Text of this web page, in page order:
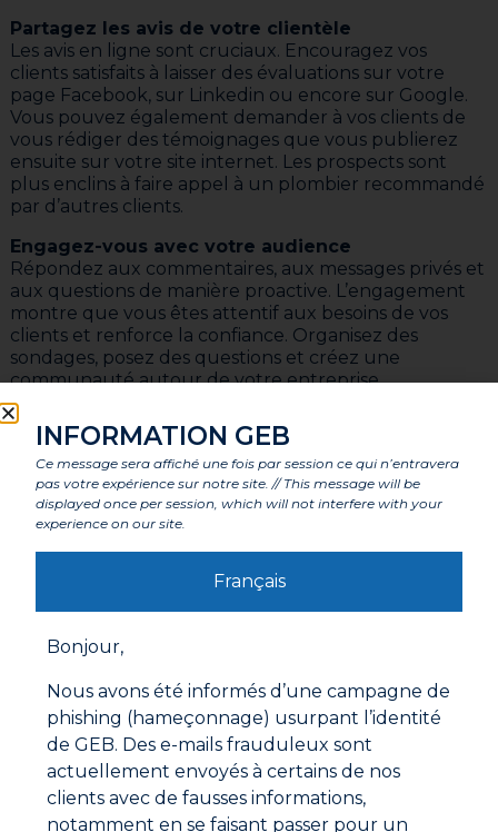
Partagez les avis de votre clientèle
Les avis en ligne sont cruciaux. Encouragez vos
clients satisfaits à laisser des évaluations sur votre
page Facebook, sur Linkedin ou encore sur Google.
Vous pouvez également demander à vos clients de
vous rédiger des témoignages que vous publierez
ensuite sur votre site internet. Les prospects sont
plus enclins à faire appel à un plombier recommandé
par d’autres clients.
Engagez-vous avec votre audience
Répondez aux commentaires, aux messages privés et
aux questions de manière proactive. L’engagement
montre que vous êtes attentif aux besoins de vos
clients et renforce la confiance. Organisez des
sondages, posez des questions et créez une
communauté autour de votre entreprise.
Utilisez la publicité ciblée sur les réseaux sociaux
Les réseaux sociaux offrent des options publicitaires
puissantes. Utilisez la publicité ciblée pour atteindre
des clients potentiels dans votre région. Vous pouvez
définir des critères tels que la localisation, l’âge et les
intérêts pour maximiser l’efficacité de vos annonces.
Les réseaux sociaux sont un outil puissant pour
développer votre entreprise de plomberie. En
Facebook, Instagram et LinkedIn, en partageant du
audience, vous pouvez augmenter votre visibilité en
ligne, attirer de nouveaux clients et renforcer la
crédibilité de votre entreprise. N’oubliez pas que la
clé du succès réside dans la régularité des posts et la
transparence des moments partagés.
RetrouvezGEBsur les réseaux sociaux, sur
INFORMATION GEB
Ce message sera affiché une fois par session ce qui n’entravera
pas votre expérience sur notre site. // This message will be
displayed once per session, which will not interfere with your
experience on our site.
Français
Bonjour,
Nous avons été informés d’une campagne de
phishing (hameçonnage) usurpant l’identité
de GEB. Des e-mails frauduleux sont
actuellement envoyés à certains de nos
clients avec de fausses informations,
notamment en se faisant passer pour un